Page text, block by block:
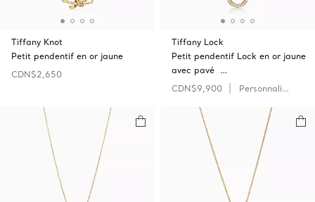
Tiffany Knot
Petit pendentif en or jaune
CDN$2,650
Tiffany Lock
Petit pendentif Lock en or jaune
avec pavé …
CDN$9,900
Personnaliser